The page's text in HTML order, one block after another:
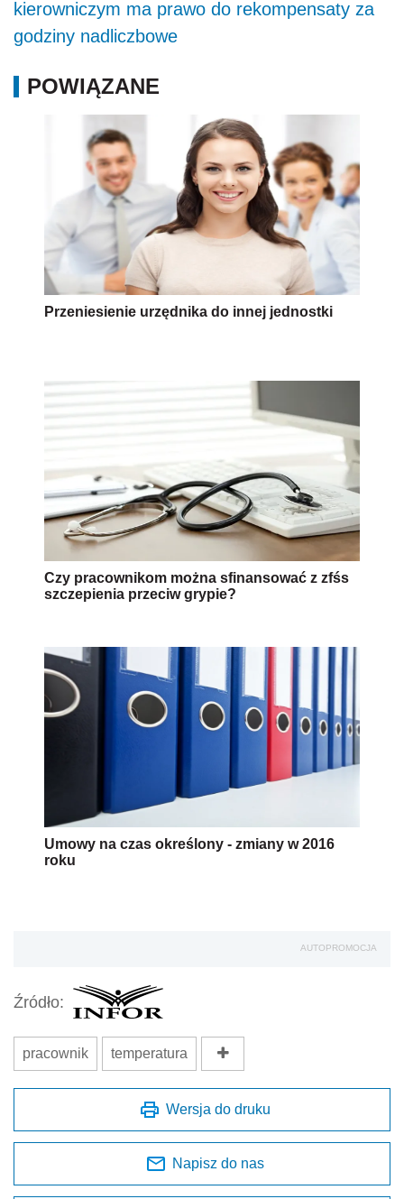
kierowniczym ma prawo do rekompensaty za
godziny nadliczbowe
POWIĄZANE
Przeniesienie urzędnika do innej jednostki
Czy pracownikom można sfinansować z zfśs
szczepienia przeciw grypie?
Umowy na czas określony - zmiany w 2016
roku
AUTOPROMOCJA
Źródło:
pracownik temperatura
Wersja do druku
Napisz do nas